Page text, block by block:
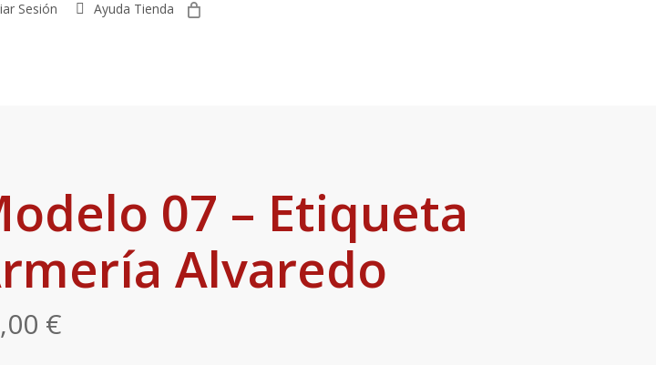
Sesión Ayuda Tienda
07 – Etiqueta
Alvaredo
€